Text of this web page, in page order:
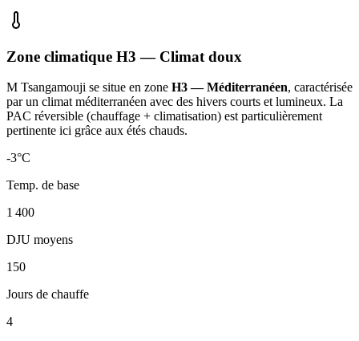
Zone climatique H3 — Climat doux
M Tsangamouji se situe en zone H3 — Méditerranéen, caractérisée
par un climat méditerranéen avec des hivers courts et lumineux. La
PAC réversible (chauffage + climatisation) est particulièrement
pertinente ici grâce aux étés chauds.
-3°C
Temp. de base
1 400
DJU moyens
150
Jours de chauffe
4